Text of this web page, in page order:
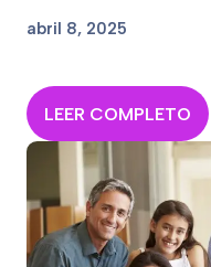
abril 8, 2025
LEER COMPLETO